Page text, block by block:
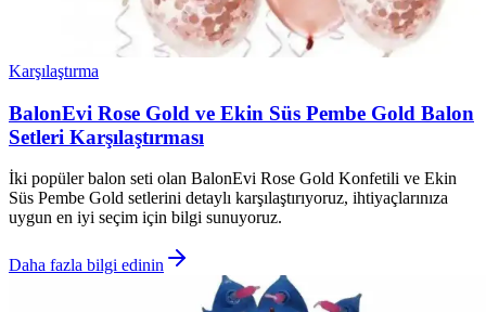
Karşılaştırma
BalonEvi Rose Gold ve Ekin Süs Pembe Gold Balon
Setleri Karşılaştırması
İki popüler balon seti olan BalonEvi Rose Gold Konfetili ve Ekin
Süs Pembe Gold setlerini detaylı karşılaştırıyoruz, ihtiyaçlarınıza
uygun en iyi seçim için bilgi sunuyoruz.
Daha fazla bilgi edinin